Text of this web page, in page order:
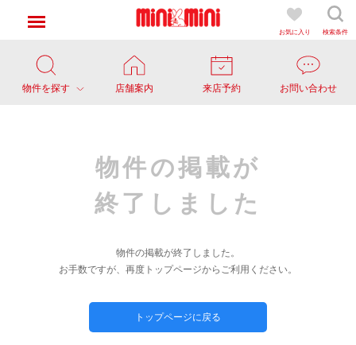
お気に入り 検索条件
物件を探す 店舗案内 来店予約 お問い合わせ
物件の掲載が
終了しました
物件の掲載が終了しました。
お手数ですが、再度トップページからご利用ください。
トップページに戻る